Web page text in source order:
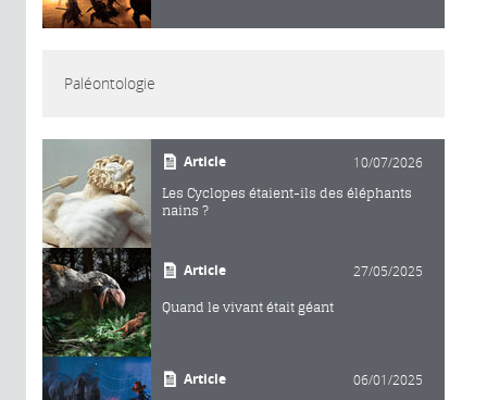
Paléontologie
Article 10/07/2026
Les Cyclopes étaient-ils des éléphants
nains ?
Article 27/05/2025
Quand le vivant était géant
Article 06/01/2025